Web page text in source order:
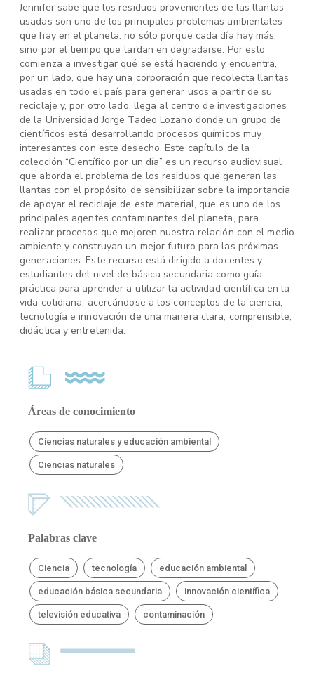
Jennifer sabe que los residuos provenientes de las llantas
usadas son uno de los principales problemas ambientales
que hay en el planeta: no sólo porque cada día hay más,
sino por el tiempo que tardan en degradarse. Por esto
comienza a investigar qué se está haciendo y encuentra,
por un lado, que hay una corporación que recolecta llantas
usadas en todo el país para generar usos a partir de su
reciclaje y, por otro lado, llega al centro de investigaciones
de la Universidad Jorge Tadeo Lozano donde un grupo de
científicos está desarrollando procesos químicos muy
interesantes con este desecho. Este capítulo de la
colección “Científico por un día” es un recurso audiovisual
que aborda el problema de los residuos que generan las
llantas con el propósito de sensibilizar sobre la importancia
de apoyar el reciclaje de este material, que es uno de los
principales agentes contaminantes del planeta, para
realizar procesos que mejoren nuestra relación con el medio
ambiente y construyan un mejor futuro para las próximas
generaciones. Este recurso está dirigido a docentes y
estudiantes del nivel de básica secundaria como guía
práctica para aprender a utilizar la actividad científica en la
vida cotidiana, acercándose a los conceptos de la ciencia,
tecnología e innovación de una manera clara, comprensible,
didáctica y entretenida.
Áreas de conocimiento
Ciencias naturales y educación ambiental
Ciencias naturales
Palabras clave
Ciencia tecnología educación ambiental
educación básica secundaria innovación científica
televisión educativa contaminación